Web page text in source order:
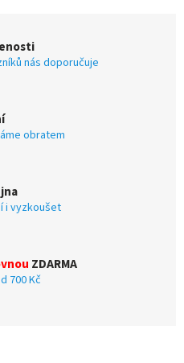
nás doporučuje
obratem
i vyzkoušet
ZDARMA
700 Kč